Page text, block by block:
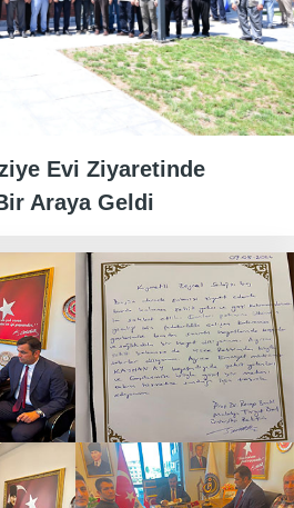
Evi Ziyaretinde
Araya Geldi